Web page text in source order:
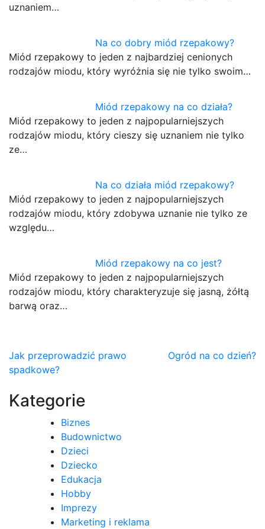
uznaniem…
Na co dobry miód rzepakowy?
Miód rzepakowy to jeden z najbardziej cenionych
rodzajów miodu, który wyróżnia się nie tylko swoim…
Miód rzepakowy na co działa?
Miód rzepakowy to jeden z najpopularniejszych
rodzajów miodu, który cieszy się uznaniem nie tylko
ze…
Na co działa miód rzepakowy?
Miód rzepakowy to jeden z najpopularniejszych
rodzajów miodu, który zdobywa uznanie nie tylko ze
względu…
Miód rzepakowy na co jest?
Miód rzepakowy to jeden z najpopularniejszych
rodzajów miodu, który charakteryzuje się jasną, żółtą
barwą oraz…
Nawigacja
wpisu
Jak przeprowadzić prawo
spadkowe?
Ogród na co dzień?
Kategorie
Biznes
Budownictwo
Dzieci
Dziecko
Edukacja
Hobby
Imprezy
Marketing i reklama